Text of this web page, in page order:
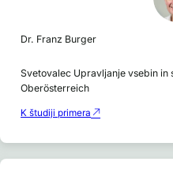
Dr. Franz Burger
Svetovalec Upravljanje vsebin in
Oberösterreich
K študiji primera